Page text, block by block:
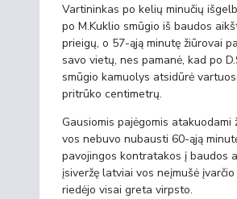
Vartininkas po kelių minučių
po M.Kuklio smūgio iš baudos
prieigų, o 57-ąją minutę žiūrovai
savo vietų, nes pamanė, kad po
smūgio kamuolys atsidūrė
pritrūko centimetrų.
Gausiomis pajėgomis atakuodami
vos nebuvo nubausti 60-ąją
pavojingos kontratakos į baudos
įsiveržę latviai vos neįmušė
riedėjo visai greta virpsto.